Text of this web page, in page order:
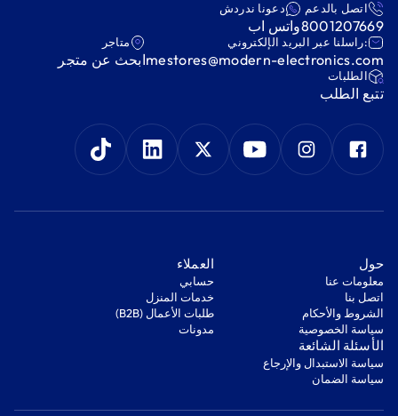
اتصل بالدعم
8001207669
دعونا ندردش
واتس اب
:راسلنا عبر البريد الإلكتروني
mestores@modern-electronics.com
متاجر
ابحث عن متجر
‫الطلبات‬
‫تتبع الطلب‬
‫حول‬
معلومات عنا
اتصل بنا
‫الشروط والأحكام‬
‫سياسة الخصوصية‬
‫العملاء‬
‫حسابي‬
‫خدمات المنزل‬
‫طلبات الأعمال (B2B)‬
مدونات
‫الأسئلة الشائعة‬
‫سياسة الاستبدال والإرجاع‬
‫سياسة الضمان‬